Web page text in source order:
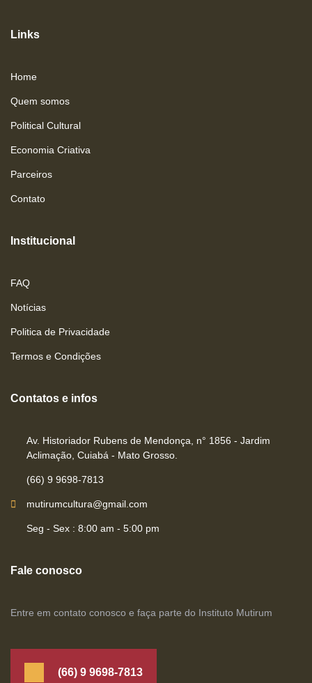
Links
Home
Quem somos
Political Cultural
Economia Criativa
Parceiros
Contato
Institucional
FAQ
Notícias
Politica de Privacidade
Termos e Condições
Contatos e infos
Av. Historiador Rubens de Mendonça, n° 1856 - Jardim
Aclimação, Cuiabá - Mato Grosso.
(66) 9 9698-7813
mutirumcultura@gmail.com
Seg - Sex : 8:00 am - 5:00 pm
Fale conosco
Entre em contato conosco e faça parte do Instituto Mutirum
(66) 9 9698-7813